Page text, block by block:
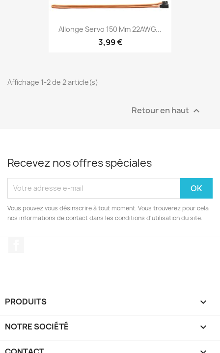
Allonge Servo 150 Mm 22AWG...
3,99 €
Affichage 1-2 de 2 article(s)
Retour en haut 
Recevez nos offres spéciales
Vous pouvez vous désinscrire à tout moment. Vous trouverez pour cela
nos informations de contact dans les conditions d'utilisation du site.
PRODUITS 
NOTRE SOCIÉTÉ 